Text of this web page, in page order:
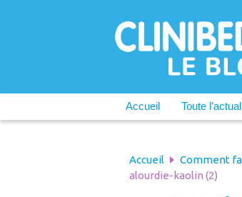
Accueil Toute
Accueil Comment
alourdie-kaolin (2)